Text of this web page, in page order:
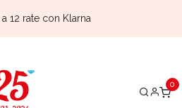
a 12 rate con Klarna